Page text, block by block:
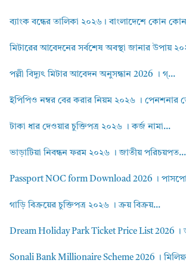
ব্যাংক বন্ধের তালিকা ২০২৬। বাংলাদেশে কোন
মিটারের আবেদনের সর্বশেষ অবস্থা জানার উপায়
পল্লী বিদ্যুৎ মিটার আবেদন অনুসন্ধান 2026 । গ্...
ইপিপিও নম্বর বের করার নিয়ম ২০২৬ । পেনশনার
টাকা ধার দেওয়ার চুক্তিপত্র ২০২৬ । কর্জ নামা...
ভাড়াটিয়া নিবন্ধন ফরম ২০২৬ । জাতীয় পরিচয়পত...
Passport NOC form Download 2026 ।
গাড়ি বিক্রয়ের চুক্তিপত্র ২০২৬ । ক্রয় বিক্রয়...
Dream Holiday Park Ticket Price List 2026 ।
Sonali Bank Millionaire Scheme 2026 ।